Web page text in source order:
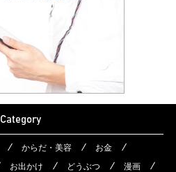
Category
からだ・美容
お金
お出かけ どうぶつ
漫画